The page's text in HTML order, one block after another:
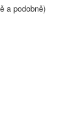
a podobně)